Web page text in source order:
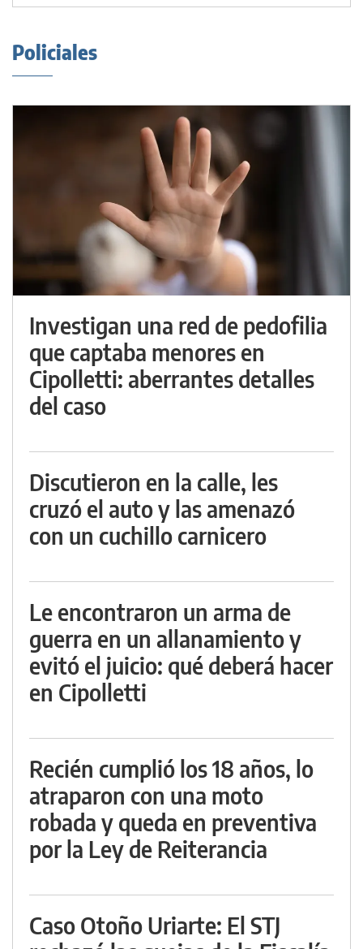
Policiales
Investigan una red de pedofilia
que captaba menores en
Cipolletti: aberrantes detalles
del caso
Discutieron en la calle, les
cruzó el auto y las amenazó
con un cuchillo carnicero
Le encontraron un arma de
guerra en un allanamiento y
evitó el juicio: qué deberá hacer
en Cipolletti
Recién cumplió los 18 años, lo
atraparon con una moto
robada y queda en preventiva
por la Ley de Reiterancia
Caso Otoño Uriarte: El STJ